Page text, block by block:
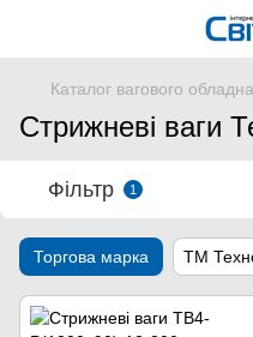
Каталог вагового
Стрижневі ваги
Фільтр 1
Торгова марка ТМ